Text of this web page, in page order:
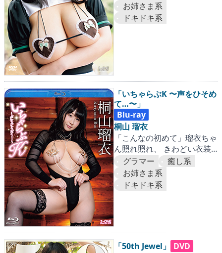
お姉さま系
ドキドキ系
「いちゃらぶK 〜声をひそめ
て…〜」
Blu-ray
桐山 瑠衣
「こんなの初めて」瑠衣ちゃ
ん照れ照れ、 きわどい衣装
で弄ばれる爆乳Kカップ！
グラマー
癒し系
お姉さま系
ドキドキ系
「50th Jewel」
DVD